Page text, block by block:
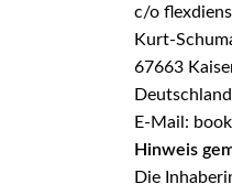
c/o
Kurt-
67663
Deutschland
E-Mail:
Hinweis
Die